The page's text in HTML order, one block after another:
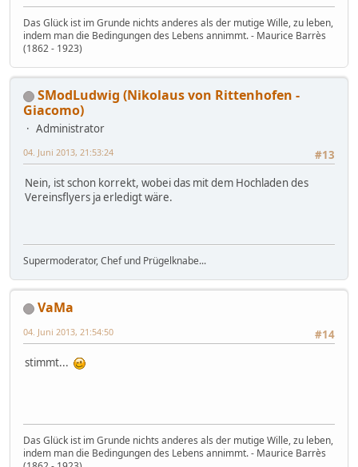
Das Glück ist im Grunde nichts anderes als der mutige Wille, zu leben,
indem man die Bedingungen des Lebens annimmt. - Maurice Barrès
(1862 - 1923)
SModLudwig (Nikolaus von Rittenhofen -
Giacomo)
Administrator
#13
04. Juni 2013, 21:53:24
Nein, ist schon korrekt, wobei das mit dem Hochladen des
Vereinsflyers ja erledigt wäre.
Supermoderator, Chef und Prügelknabe...
VaMa
#14
04. Juni 2013, 21:54:50
stimmt...
Das Glück ist im Grunde nichts anderes als der mutige Wille, zu leben,
indem man die Bedingungen des Lebens annimmt. - Maurice Barrès